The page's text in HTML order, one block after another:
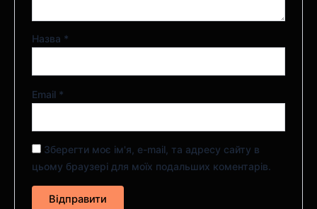
Назва *
Email *
Зберегти моє ім'я, e-mail, та адресу сайту в
цьому браузері для моїх подальших коментарів.